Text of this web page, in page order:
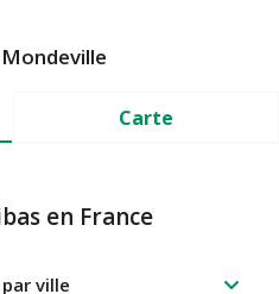
Carte
en France
ville